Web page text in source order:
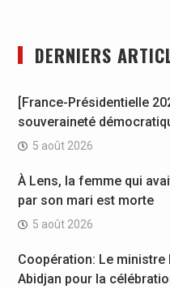
DERNIERS
[France-Présidentielle
souveraineté
5 août 2026
À Lens, la femme qui
par son mari est morte
5 août 2026
Coopération: Le ministre
Abidjan pour la